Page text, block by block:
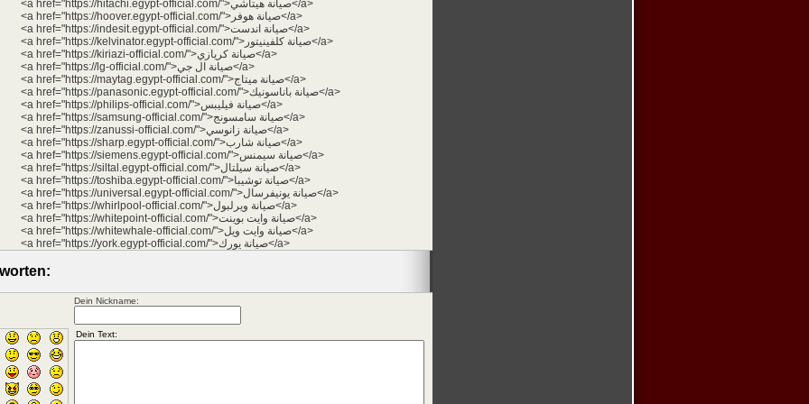
<a href="https://hitachi.egypt-official.com/">صيانة هيتاشي</a>
<a href="https://hoover.egypt-official.com/">صيانة هوفر</a>
<a href="https://indesit.egypt-official.com/">صيانة اندست</a>
<a href="https://kelvinator.egypt-official.com/">صيانة كلفينيتور</a>
<a href="https://kiriazi-official.com/">صيانة كريازي</a>
<a href="https://lg-official.com/">صيانة ال جي</a>
<a href="https://maytag.egypt-official.com/">صيانة ميتاج</a>
<a href="https://panasonic.egypt-official.com/">صيانة باناسونيك</a>
<a href="https://philips-official.com/">صيانة فيليبس</a>
<a href="https://samsung-official.com/">صيانة سامسونج</a>
<a href="https://zanussi-official.com/">صيانة زانوسي</a>
<a href="https://sharp.egypt-official.com/">صيانة شارب</a>
<a href="https://siemens.egypt-official.com/">صيانة سيمنس</a>
<a href="https://siltal.egypt-official.com/">صيانة سيلتال</a>
<a href="https://toshiba.egypt-official.com/">صيانة توشيبا</a>
<a href="https://universal.egypt-official.com/">صيانة يونيفرسال</a>
<a href="https://whirlpool-official.com/">صيانة ويرلبول</a>
<a href="https://whitepoint-official.com/">صيانة وايت بوينت</a>
<a href="https://whitewhale-official.com/">صيانة وايت ويل</a>
<a href="https://york.egypt-official.com/">صيانة يورك</a>
Dein Nickname: